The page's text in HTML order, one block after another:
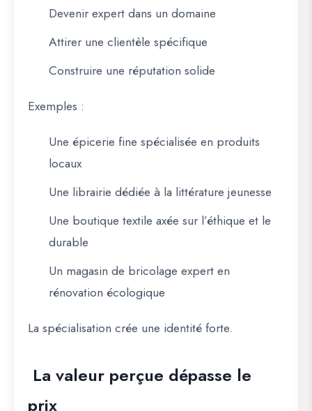
Devenir expert dans un domaine
Attirer une clientèle spécifique
Construire une réputation solide
Exemples :
Une épicerie fine spécialisée en produits
locaux
Une librairie dédiée à la littérature jeunesse
Une boutique textile axée sur l’éthique et le
durable
Un magasin de bricolage expert en
rénovation écologique
La spécialisation crée une identité forte.
La valeur perçue dépasse le
prix